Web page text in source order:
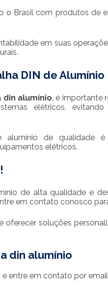
o Brasil com produtos de
em suas
DIN de Alumínio
din alumínio, é importante
elétricos,
alumínio de qualidade
elétricos.
de alta qualidade e
em contato conosco
soluções
din alumínio
e entre em contato por